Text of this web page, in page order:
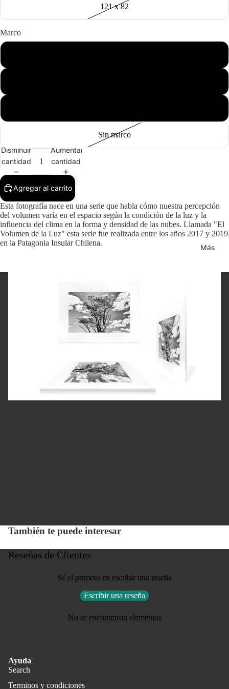
Más
121 x 82
Marco
Sin marco
Disminuir
cantidad
Aumentar
cantidad
Agregar al carrito
Esta fotografía nace en una serie que habla cómo nuestra percepción
del volumen varía en el espacio según la condición de la luz y la
influencia del clima en la forma y densidad de las nubes. Llamada "El
Volumen de la Luz" esta serie fue realizada entre los años 2017 y 2019
en la Patagonia Insular Chilena.
También te puede interesar
Reseñas de Clientes
Sé el primero en escribir una reseña
Escribir una reseña
No se encontraron elementos
Ayuda
Search
Terminos y condiciones